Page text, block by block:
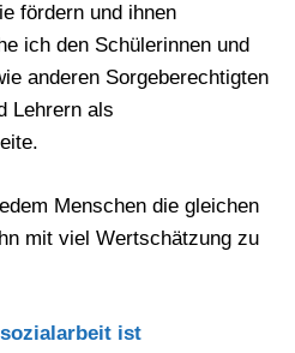
fördern und ihnen
ich den Schülerinnen und
anderen Sorgeberechtigten
Lehrern als
Menschen die gleichen
mit viel Wertschätzung zu
ist